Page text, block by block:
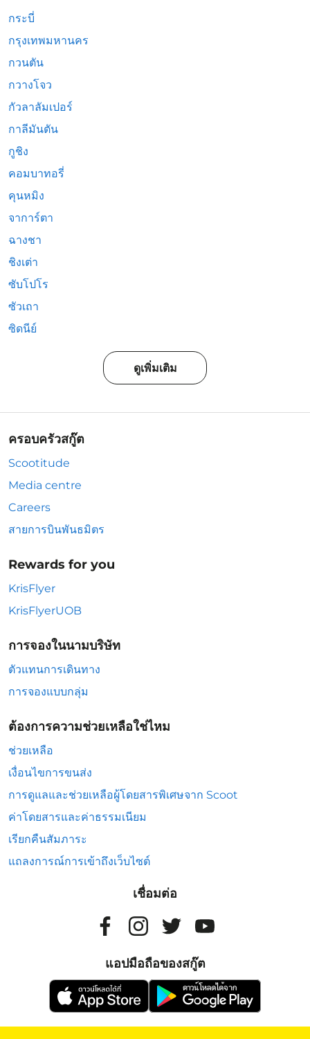
กระบี่
กรุงเทพมหานคร
กวนตัน
กวางโจว
กัวลาลัมเปอร์
กาลีมันตัน
กูชิง
คอมบาทอรี่
คุนหมิง
จาการ์ตา
ฉางชา
ชิงเต่า
ซับโปโร
ซัวเถา
ซิดนีย์
ดูเพิ่มเติม
ครอบครัวสกู๊ต
Scootitude
Media centre
Careers
สายการบินพันธมิตร
Rewards for you
KrisFlyer
KrisFlyerUOB
การจองในนามบริษัท
ตัวแทนการเดินทาง
การจองแบบกลุ่ม
ต้องการความช่วยเหลือใช่ไหม
ช่วยเหลือ
เงื่อนไขการขนส่ง
การดูแลและช่วยเหลือผู้โดยสารพิเศษจาก Scoot
ค่าโดยสารและค่าธรรมเนียม
เรียกคืนสัมภาระ
แถลงการณ์การเข้าถึงเว็บไซต์
เชื่อมต่อ
แอปมือถือของสกู๊ต